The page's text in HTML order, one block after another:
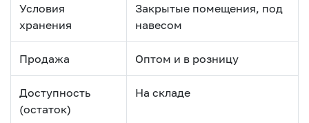
Условия
хранения
Закрытые помещения, под
навесом
Продажа Оптом и в розницу
Доступность
(остаток)
На складе